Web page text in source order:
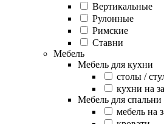
Вертикальные
Рулонные
Римские
Ставни
Мебель
Мебель для кухни
столы /
кухни на
Мебель для спальни
мебель на